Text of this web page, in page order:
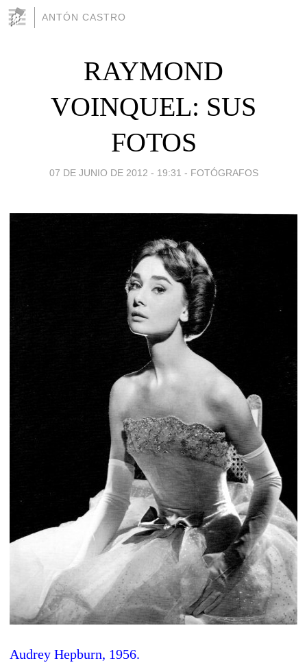
ANTÓN CASTRO
RAYMOND
VOINQUEL: SUS
FOTOS
07 DE JUNIO DE 2012 - 19:31 - FOTÓGRAFOS
Audrey Hepburn, 1956.